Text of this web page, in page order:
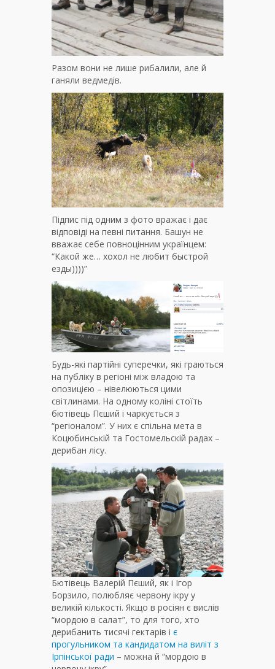
Разом вони не лише рибалили, але й
ганяли ведмедів.
Підпис під одним з фото вражає і дає
відповіді на певні питання. Башун не
вважає себе повноцінним українцем:
“Какой же… хохол не любит быстрой
езды))))”
Будь-які партійні суперечки, які граються
на публіку в регіоні між владою та
опозицією – нівелюються цими
світлинами. На одному коліні стоїть
бютівець Пєший і чаркується з
“регіоналом”. У них є спільна мета в
Коцюбинській та Гостомельскій радах –
дерибан лісу.
Бютівець Валерій Пєший, як і Ігор
Борзило, полюбляє червону ікру у
великій кількості. Якщо в росіян є вислів
“мордою в салат”, то для того, хто
дерибанить тисячі гектарів і є
прогульником та кандидатом на виліт з
Ірпінської ради – можна й “мордою в